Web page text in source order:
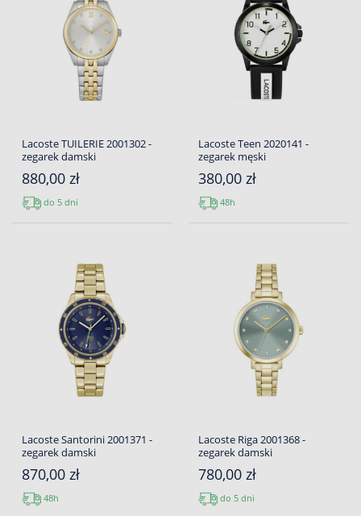
Lacoste TUILERIE 2001302 -
zegarek damski
880,00 zł
do 5 dni
Lacoste Teen 2020141 -
zegarek męski
380,00 zł
48h
Lacoste Santorini 2001371 -
zegarek damski
870,00 zł
48h
Lacoste Riga 2001368 -
zegarek damski
780,00 zł
do 5 dni